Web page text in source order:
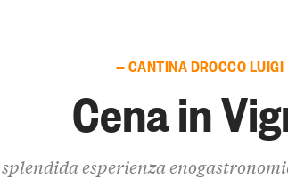
— CANTINA DROCCO LUIGI
Cena in
esperienza